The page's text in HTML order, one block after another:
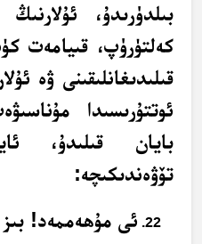
بىلدۈرىدۇ،
كەلتۈرۈپ، قىيامەت
قىلىدىغانلىقىنى ۋە
ئوتتۇرىسىدا
بايان قىلىدۇ،
تۆۋەندىكىچە:
ئى مۇھەممەد! بىز